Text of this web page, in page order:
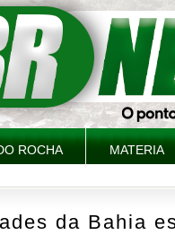
ROCHA MATERIA
da Bahia